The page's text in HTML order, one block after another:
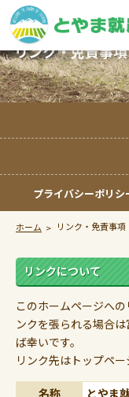
リンク・免責事
プライバシーポリ
ホーム リンク・免責事項・プライ
リンクについて
このホームページへ
ンクを張られる場合
ば幸いです。
リンク先はトップペ
名称
とやま